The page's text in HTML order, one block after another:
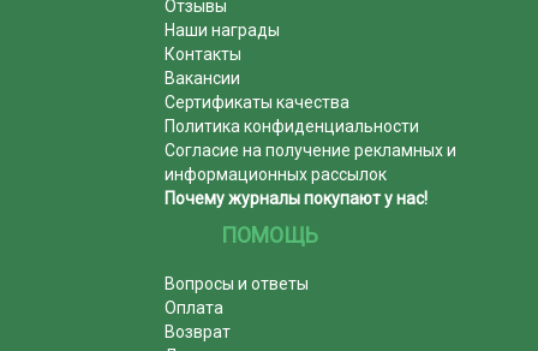
Отзывы
Наши награды
Контакты
Вакансии
Сертификаты качества
Политика конфиденциальности
Согласие на получение рекламных и
информационных рассылок
Почему журналы покупают у нас!
ПОМОЩЬ
Вопросы и ответы
Оплата
Возврат